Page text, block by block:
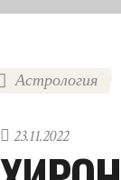
Астрология
23.11.2022